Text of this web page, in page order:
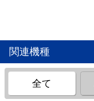
関連機種
全て